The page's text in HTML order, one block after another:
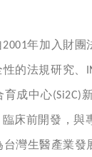
2001年加入財團
的法規研究、
育成中心(Si2C)
床前開發，
灣生醫產業發